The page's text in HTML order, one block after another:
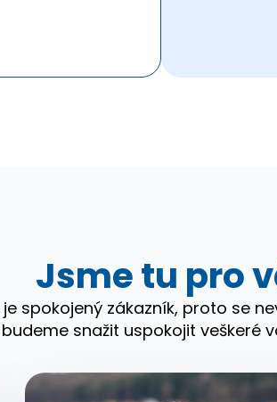
Jsme tu pro
spokojený zákazník, proto se
snažit uspokojit veškeré